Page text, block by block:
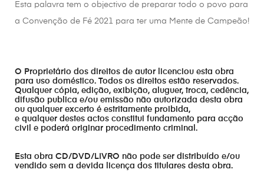
Esta palavra tem o objectivo de preparar todo o povo para
a Convenção de Fé 2021 para ter uma Mente de Campeão!
O Proprietário dos direitos de autor licenciou esta obra
para uso doméstico. Todos os direitos estão reservados.
Qualquer cópia, edição, exibição, aluguer, troca, cedência,
difusão publica e/ou emissão não autorizada desta obra
ou qualquer excerto é estritamente proibida,
e qualquer destes actos constitui fundamento para acção
civil e poderá originar procedimento criminal.
Esta obra CD/DVD/LIVRO não pode ser distribuído e/ou
vendido sem a devida licença dos titulares desta obra.